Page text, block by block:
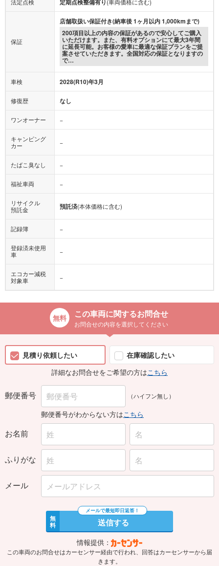
法定点検 定期点検整備有り(車両価格に含む)
保証
店舗取扱い保証付き(納車後 1ヶ月以内 1,000kmまで)
200項目以上の内容の保証があるので安心してご購入
いただけます。また、有料オプションにて最大3年間
に延長可能。お客様の愛車に最適な保証プランをご提
案させていただきます。全国対応の保証となりますの
で…
車検 2028(R10)年3月
修復歴 なし
ワンオーナー −
キャンピング
カー
−
たばこ臭なし −
福祉車両 −
リサイクル
預託金
預託済(本体価格に含む)
記録簿 −
登録済未使用
車
−
エコカー減税
対象車
−
この車両に関するお問合せ
お問合せの内容を選択してください
見積り依頼したい
在庫確認したい
詳細なお問合せをご希望の方はこちら
郵便番号 （ハイフン無し）
郵便番号がわからない方はこちら
お名前
ふりがな
メール
無
料 送信する
情報提供：
この車両のお問合せはカーセンサー経由で行われ、回答はカーセンサーから届
きます。